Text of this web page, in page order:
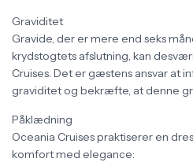
Graviditet
Gravide, der er mere end seks
krydstogtets afslutning, kan
Cruises. Det er gæstens ansvar at
graviditet og bekræfte, at denne
Påklædning
Oceania Cruises praktiserer en
komfort med elegance: